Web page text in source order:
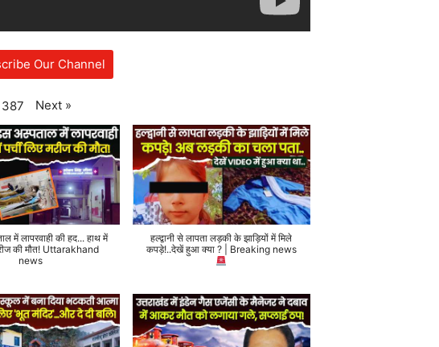
Our Channel
387 Next »
में लापरवाही की हद... हाथ में
की मौत! Uttarakhand
news
हल्द्वानी से लापता लड़की के झाड़ियों में मिले
कपड़े!..देखें हुआ क्या ? | Breaking news